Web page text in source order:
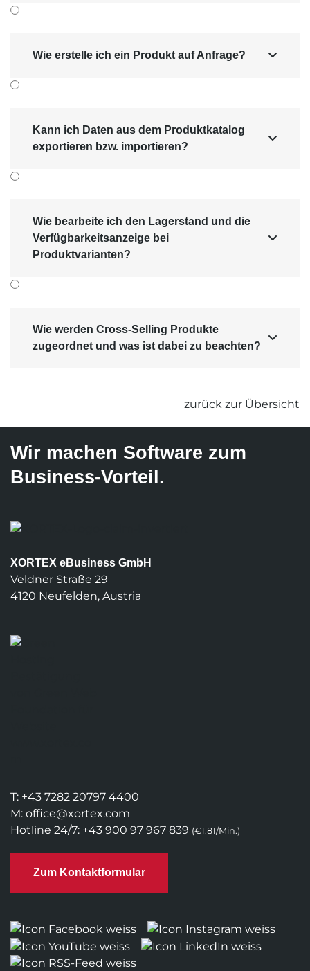
Wie erstelle ich ein Produkt auf Anfrage? 
Kann ich Daten aus dem Produktkatalog
exportieren bzw. importieren?

Wie bearbeite ich den Lagerstand und die
Verfügbarkeitsanzeige bei
Produktvarianten?

Wie werden Cross-Selling Produkte
zugeordnet und was ist dabei zu beachten?

zurück zur Übersicht
Wir machen Software zum
Business-Vorteil.
XORTEX eBusiness GmbH
Veldner Straße 29
4120 Neufelden, Austria
T: +43 7282 20797 4400
M: office@xortex.com
Hotline 24/7: +43 900 97 967 839 (€1,81/Min.)
Zum Kontaktformular